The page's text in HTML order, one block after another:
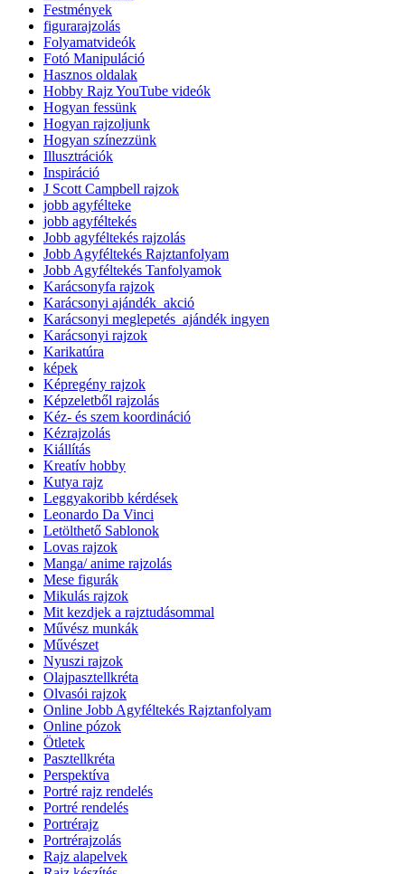
Festmények
figurarajzolás
Folyamatvideók
Fotó Manipuláció
Hasznos oldalak
Hobby Rajz YouTube videók
Hogyan fessünk
Hogyan rajzoljunk
Hogyan színezzünk
Illusztrációk
Inspiráció
J Scott Campbell rajzok
jobb agyfélteke
jobb agyféltekés
Jobb agyféltekés rajzolás
Jobb Agyféltekés Rajztanfolyam
Jobb Agyféltekés Tanfolyamok
Karácsonyfa rajzok
Karácsonyi ajándék_akció
Karácsonyi meglepetés_ajándék ingyen
Karácsonyi rajzok
Karikatúra
képek
Képregény rajzok
Képzeletből rajzolás
Kéz- és szem koordináció
Kézrajzolás
Kiállítás
Kreatív hobby
Kutya rajz
Leggyakoribb kérdések
Leonardo Da Vinci
Letölthető Sablonok
Lovas rajzok
Manga/ anime rajzolás
Mese figurák
Mikulás rajzok
Mit kezdjek a rajztudásommal
Művész munkák
Művészet
Nyuszi rajzok
Olajpasztellkréta
Olvasói rajzok
Online Jobb Agyféltekés Rajztanfolyam
Online pózok
Ötletek
Pasztellkréta
Perspektíva
Portré rajz rendelés
Portré rendelés
Portrérajz
Portrérajzolás
Rajz alapelvek